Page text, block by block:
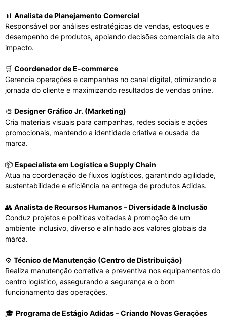
📊 Analista de Planejamento Comercial
Responsável por análises estratégicas de vendas, estoques e
desempenho de produtos, apoiando decisões comerciais de alto
impacto.
🛒 Coordenador de E-commerce
Gerencia operações e campanhas no canal digital, otimizando a
jornada do cliente e maximizando resultados de vendas online.
🎨 Designer Gráfico Jr. (Marketing)
Cria materiais visuais para campanhas, redes sociais e ações
promocionais, mantendo a identidade criativa e ousada da
marca.
📦 Especialista em Logística e Supply Chain
Atua na coordenação de fluxos logísticos, garantindo agilidade,
sustentabilidade e eficiência na entrega de produtos Adidas.
👥 Analista de Recursos Humanos – Diversidade & Inclusão
Conduz projetos e políticas voltadas à promoção de um
ambiente inclusivo, diverso e alinhado aos valores globais da
marca.
⚙️ Técnico de Manutenção (Centro de Distribuição)
Realiza manutenção corretiva e preventiva nos equipamentos do
centro logístico, assegurando a segurança e o bom
funcionamento das operações.
🎓 Programa de Estágio Adidas – Criando Novas Gerações